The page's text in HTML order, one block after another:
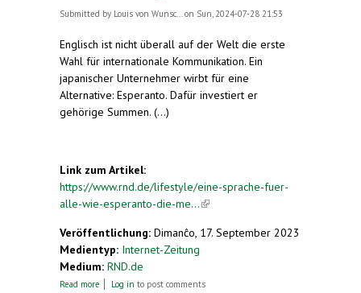
Submitted by Louis von Wunsc... on Sun, 2024-07-28 21:53
Englisch ist nicht überall auf der Welt die erste
Wahl für internationale Kommunikation. Ein
japanischer Unternehmer wirbt für eine
Alternative: Esperanto. Dafür investiert er
gehörige Summen. (...)
Link zum Artikel:
https://www.rnd.de/lifestyle/eine-sprache-fuer-
alle-wie-esperanto-die-me...(link is external)
Veröffentlichung: Dimanĉo, 17. September 2023
Medientyp: Internet-Zeitung
Medium: RND.de
Read more about Eine Sprache für alle: Wie Esperanto die
Log in to post comments